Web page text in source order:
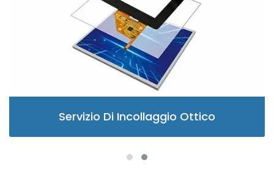
Servizio Di Incollaggio Ottico